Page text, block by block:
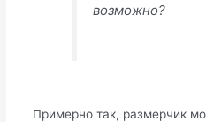
возможно?
Примерно так, размерчик